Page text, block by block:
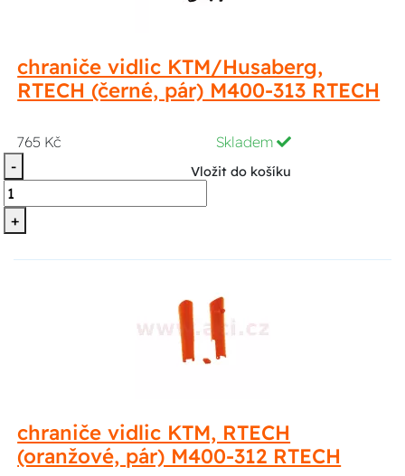
chraniče vidlic KTM/Husaberg,
RTECH (černé, pár) M400-313 RTECH
765 Kč
Skladem
-
+
Vložit do košíku
chraniče vidlic KTM, RTECH
(oranžové, pár) M400-312 RTECH